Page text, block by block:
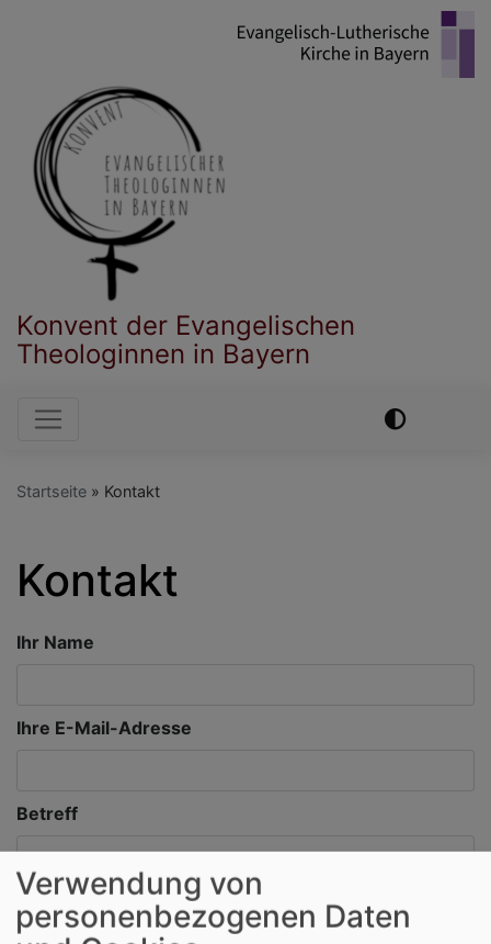
Konvent der Evangelischen
Theologinnen in Bayern
Hauptnavigation
Startseite Kontakt
Kontakt
Ihr Name
Ihre E-Mail-Adresse
Betreff
Nachricht
Verwendung von
personenbezogenen Daten